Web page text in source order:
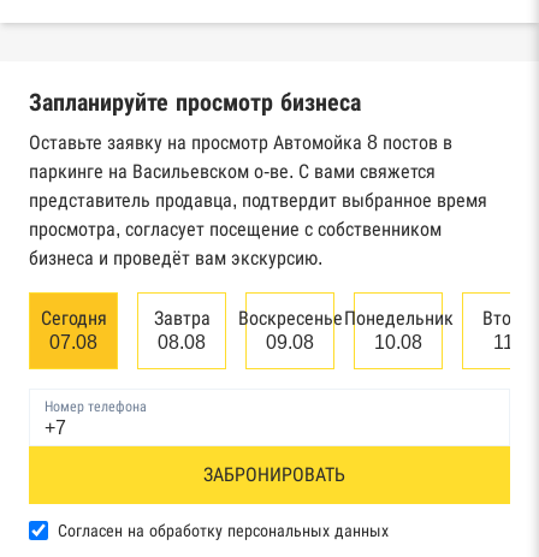
Реестры ЕГРЮЛ и ЕГРИП Федеральной
Реестр государственных контрактов
Федерального казначейства
Картотека арбитражных дел Высшего
арбитражного суда
Единый федеральный реестр сведений о
банкротстве юридических лиц
Реестр товарных знаков и знаков обслуживания
База исполнительного производства
Запланируйте просмотр бизнеса
Оставьте заявку на просмотр Автомойка 8 постов в
паркинге на Васильевском о-ве. С вами свяжется
представитель продавца, подтвердит выбранное время
просмотра, согласует посещение с собственником
бизнеса и проведёт вам экскурсию.
Сегодня
07.08
Завтра
08.08
Воскресенье
09.08
Понедельник
10.08
11.08
Номер телефона
ЗАБРОНИРОВАТЬ
Согласен на обработку персональных данных